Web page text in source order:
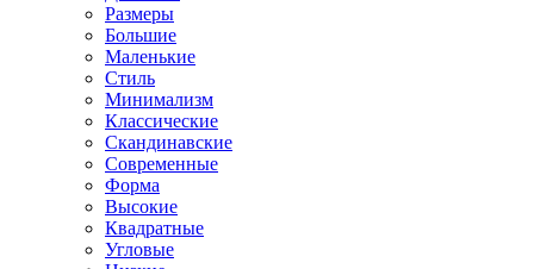
Размеры
Большие
Маленькие
Стиль
Минимализм
Классические
Скандинавские
Современные
Форма
Высокие
Квадратные
Угловые